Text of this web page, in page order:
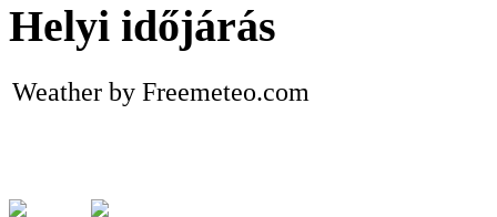
Helyi időjárás
Weather by Freemeteo.com